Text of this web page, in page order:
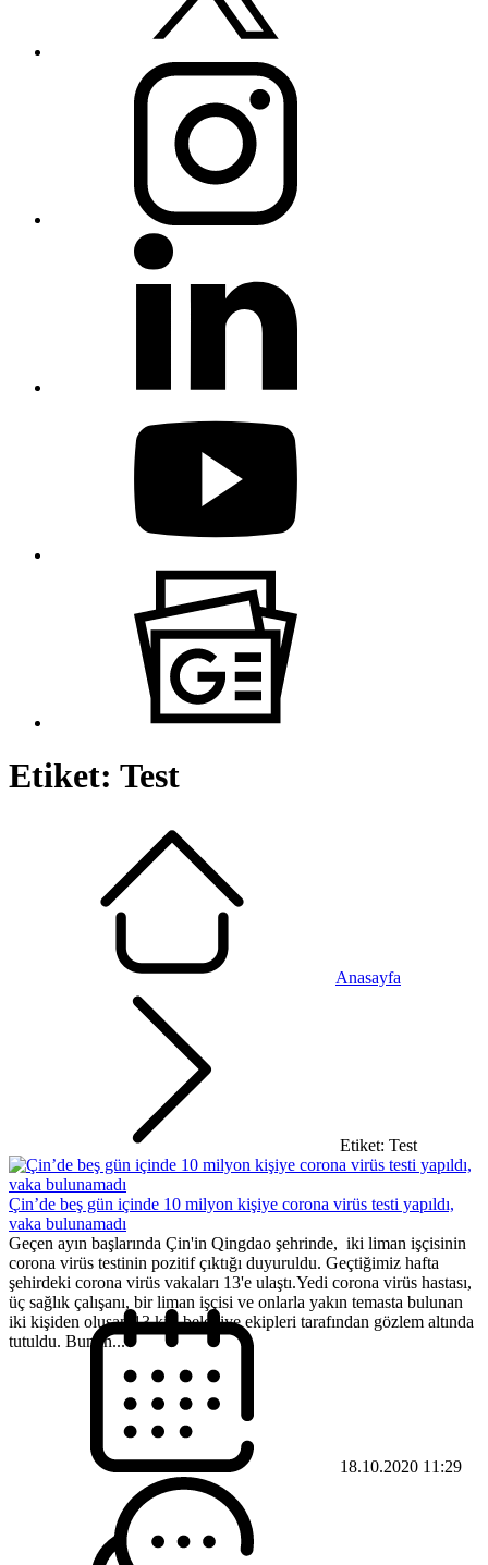
Etiket: Test
Anasayfa
Etiket: Test
Çin’de beş gün içinde 10 milyon kişiye corona virüs testi yapıldı,
vaka bulunamadı
Geçen ayın başlarında Çin'in Qingdao şehrinde, iki liman işçisinin
corona virüs testinin pozitif çıktığı duyuruldu. Geçtiğimiz hafta
şehirdeki corona virüs vakaları 13'e ulaştı.Yedi corona virüs hastası,
üç sağlık çalışanı, bir liman işçisi ve onlarla yakın temasta bulunan
iki kişiden oluşan 13 kişi belediye ekipleri tarafından gözlem altında
tutuldu. Bunun...
18.10.2020 11:29